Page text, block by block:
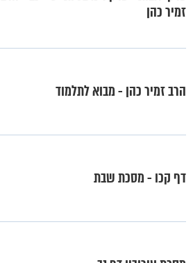
זמיר כהן
הרב זמיר כהן - מבוא לתלמוד
דף קכו - מסכת שבת